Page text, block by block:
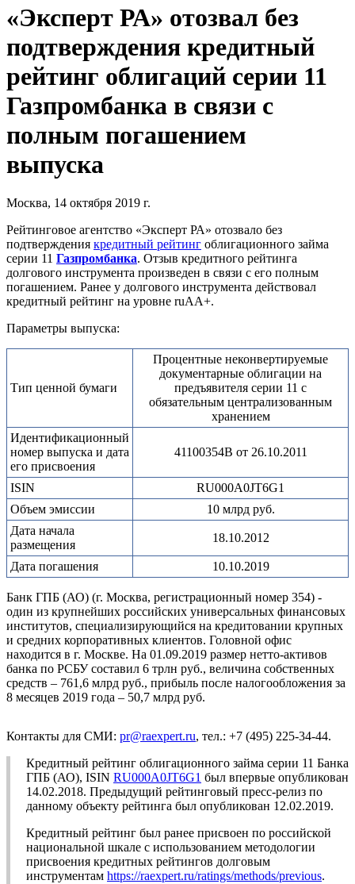
«Эксперт РА» отозвал без
подтверждения кредитный
рейтинг облигаций серии 11
Газпромбанка в связи с
полным погашением
выпуска
Москва, 14 октября 2019 г.
Рейтинговое агентство «Эксперт РА» отозвало без
подтверждения кредитный рейтинг облигационного займа
серии 11 Газпромбанка. Отзыв кредитного рейтинга
долгового инструмента произведен в связи с его полным
погашением. Ранее у долгового инструмента действовал
кредитный рейтинг на уровне ruAA+.
Параметры выпуска:
Тип ценной бумаги
Процентные неконвертируемые
документарные облигации на
предъявителя серии 11 с
обязательным централизованным
хранением
Идентификационный
номер выпуска и дата
его присвоения
41100354B от 26.10.2011
ISIN
RU000A0JT6G1
Объем эмиссии
10 млрд руб.
Дата начала
размещения
18.10.2012
Дата погашения 10.10.2019
Банк ГПБ (АО) (г. Москва, регистрационный номер 354) -
один из крупнейших российских универсальных финансовых
институтов, специализирующийся на кредитовании крупных
и средних корпоративных клиентов. Головной офис
находится в г. Москве. На 01.09.2019 размер нетто-активов
банка по РСБУ составил 6 трлн руб., величина собственных
средств – 761,6 млрд руб., прибыль после налогообложения за
8 месяцев 2019 года – 50,7 млрд руб.
Контакты для СМИ: pr@raexpert.ru, тел.: +7 (495) 225-34-44.
Кредитный рейтинг облигационного займа серии 11 Банка
ГПБ (АО), ISIN RU000A0JT6G1 был впервые опубликован
14.02.2018. Предыдущий рейтинговый пресс-релиз по
данному объекту рейтинга был опубликован 12.02.2019.
Кредитный рейтинг был ранее присвоен по российской
национальной шкале с использованием методологии
присвоения кредитных рейтингов долговым
инструментам https://raexpert.ru/ratings/methods/previous.